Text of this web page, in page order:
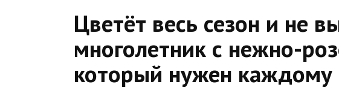
Цветёт весь сезон и не
многолетник с нежно-
который нужен каждому